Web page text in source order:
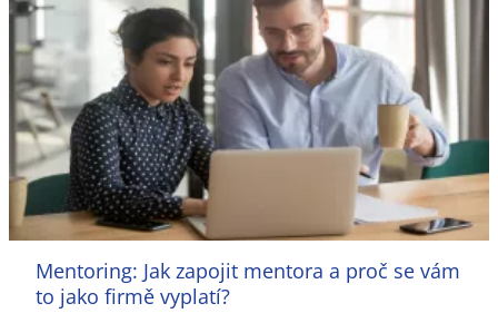
Mentoring: Jak zapojit mentora a proč se vám
to jako firmě vyplatí?